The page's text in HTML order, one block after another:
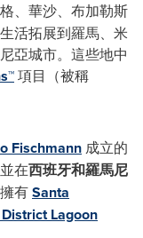
、華沙、布加勒斯
活拓展到羅馬、米
亞城市。這些地中
項目（被稱
Fischmann 成立的
並在西班牙和羅馬尼
有Santa
Lagoon